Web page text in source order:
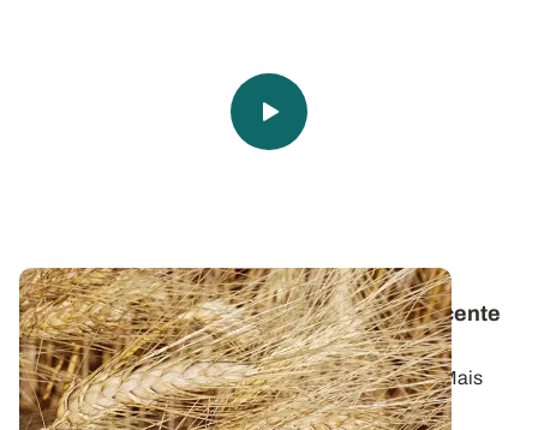
Du blé dur aux pâtes : une histoire très récente
en France
Les pâtes, c’est simplement du blé dur et de l’eau. Mais
connaissez-vous vraiment l...